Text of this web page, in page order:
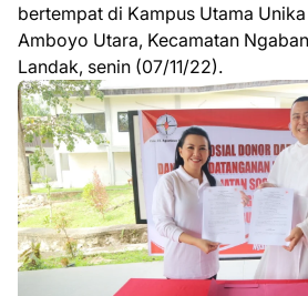
bertempat di Kampus Utama
Amboyo Utara, Kecamatan
Landak, senin (07/11/22).